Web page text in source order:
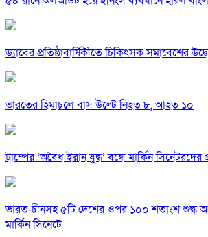
ড্যাবের প্রতিষ্ঠাবার্ষিকীতে চিকিৎসক সমাবেশের
ভারতের হিমাচলে বাস উল্টে নিহত ৮, আহত ১০
ট্রাম্পের ‘অবৈধ ইরান যুদ্ধ’ বন্ধে মার্কিন সিনেটরদের
ভারত-চীনসহ ৫টি দেশের ওপর ১০০ শতাংশ শুল্ক
মার্কিন সিনেটে